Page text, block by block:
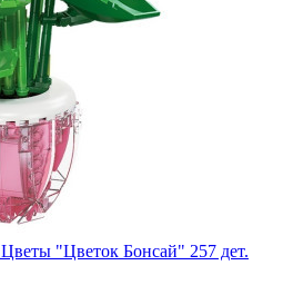
"Цветок Бонсай" 257 дет.